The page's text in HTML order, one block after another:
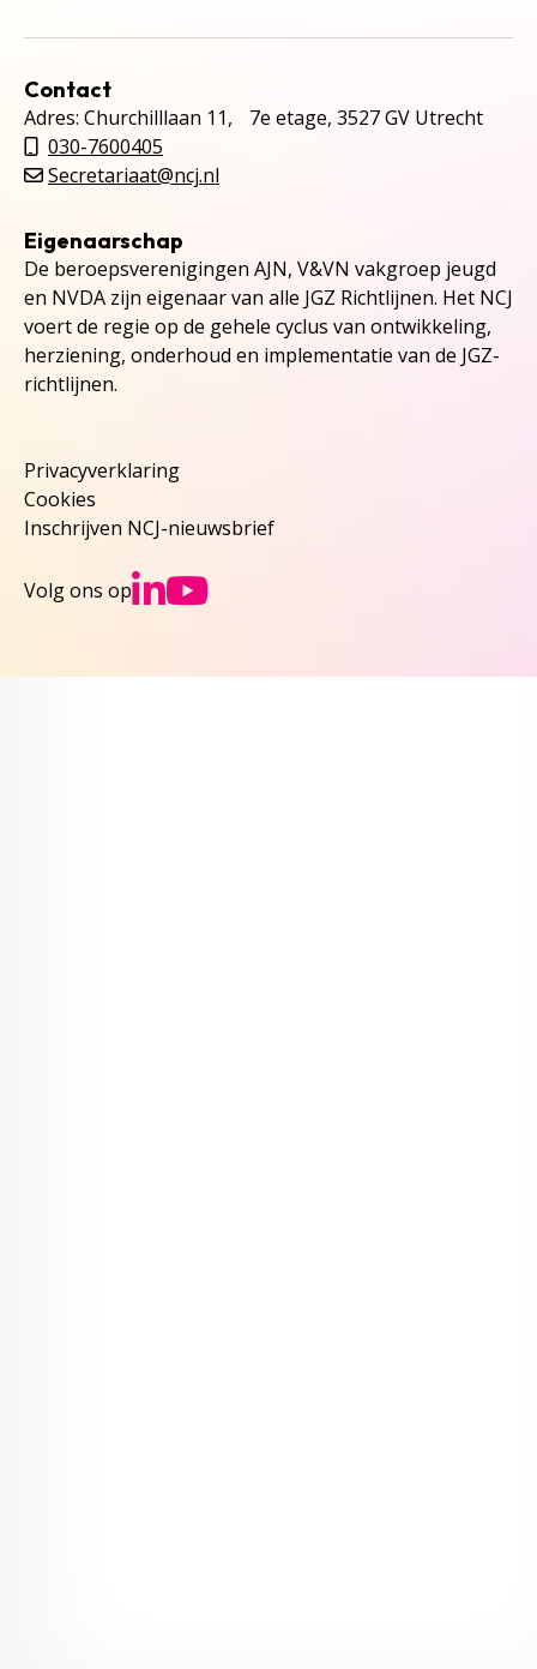
Contact
Adres: Churchilllaan 11, 7e etage, 3527 GV Utrecht
030-7600405
Secretariaat@ncj.nl
Eigenaarschap
De beroepsverenigingen AJN, V&VN vakgroep jeugd
en NVDA zijn eigenaar van alle JGZ Richtlijnen. Het NCJ
voert de regie op de gehele cyclus van ontwikkeling,
herziening, onderhoud en implementatie van de JGZ-
richtlijnen.
Privacyverklaring
Cookies
Inschrijven NCJ-nieuwsbrief
Volg ons op Ga naar NCJs